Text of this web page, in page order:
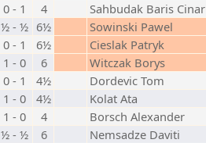
0 - 1 4 Sahbudak Baris Cinar
½ - ½ 6½ Sowinski Pawel
0 - 1 6½ Cieslak Patryk
1 - 0 6 Witczak Borys
0 - 1 4½ Dordevic Tom
1 - 0 4½ Kolat Ata
1 - 0 4 Borsch Alexander
½ - ½ 6 Nemsadze Daviti